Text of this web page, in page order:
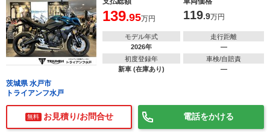
139.95万円 119.9万円
モデル年式
2026年
走行距離
―
初度登録年
新車 (在庫あり)
車検/自賠責
―
茨城県 水戸市
トライアンフ水戸
無料 お見積り/お問合せ 電話をかける